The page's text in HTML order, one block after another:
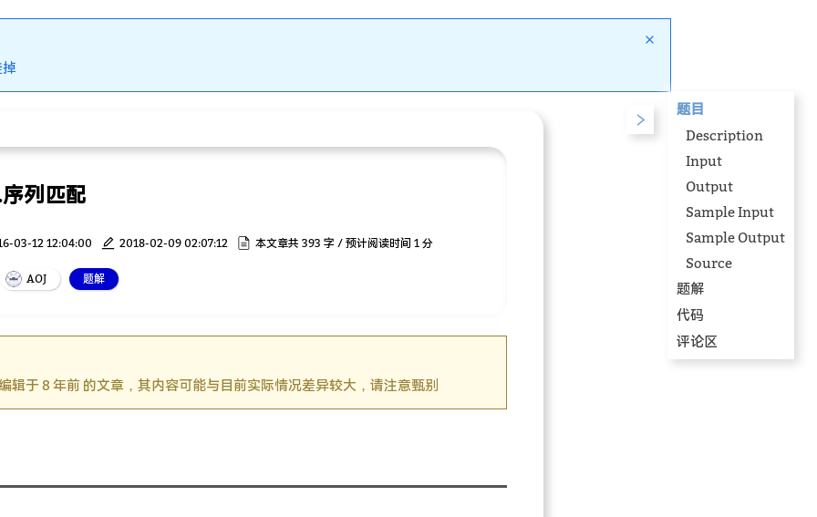
列匹配
03-12 12:04:00 2018-02-09 02:07:12 本文章共 393 字 / 预计阅读时间 1 分
AOJ 题解
辑于 8 年前 的文章，其内容可能与目前实际情况差异较大，请注意甄别
题目
Description
Input
Output
Sample Input
Sample Output
Source
题解
代码
评论区